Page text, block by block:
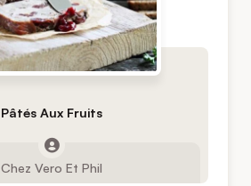
Pâtés Aux Fruits
Chez Vero Et Phil